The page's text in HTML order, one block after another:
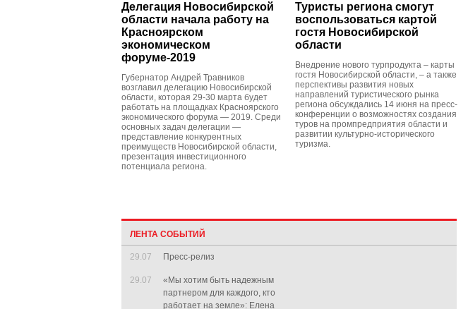
Делегация Новосибирской
области начала работу на
Красноярском
экономическом
форуме-2019
Губернатор Андрей Травников
возглавил делегацию Новосибирской
области, которая 29-30 марта будет
работать на площадках Красноярского
экономического форума — 2019. Среди
основных задач делегации —
представление конкурентных
преимуществ Новосибирской области,
презентация инвестиционного
потенциала региона.
Туристы региона смогут
воспользоваться картой
гостя Новосибирской
области
Внедрение нового турпродукта – карты
гостя Новосибирской области, – а также
перспективы развития новых
направлений туристического рынка
региона обсуждались 14 июня на пресс-
конференции о возможностях создания
туров на промпредприятия области и
развитии культурно-исторического
туризма.
ЛЕНТА СОБЫТИЙ
29.07 Пресс-релиз
29.07
«Мы хотим быть надежным
партнером для каждого, кто
работает на земле»: Елена